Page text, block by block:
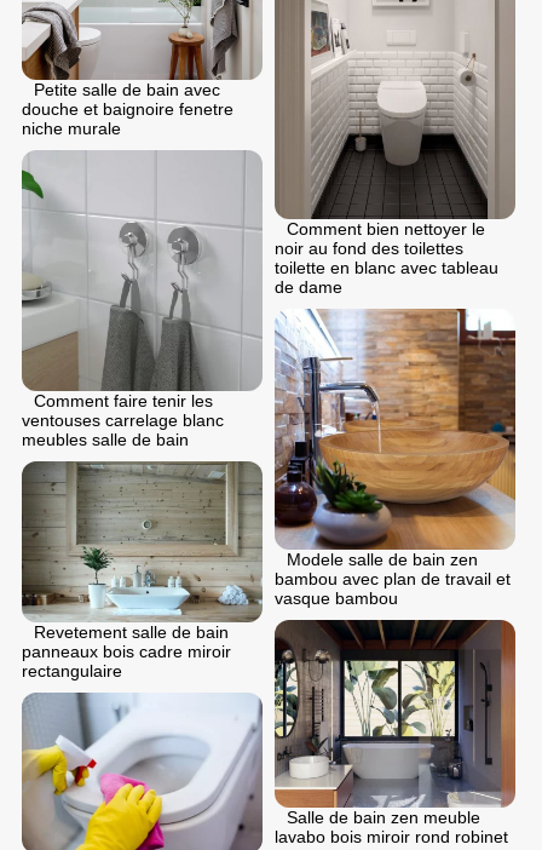
Comment bien nettoyer le
noir au fond des toilettes
toilette en blanc avec tableau
de dame
Petite salle de bain avec
douche et baignoire fenetre
niche murale
Comment faire tenir les
ventouses carrelage blanc
meubles salle de bain
Modele salle de bain zen
bambou avec plan de travail et
vasque bambou
Revetement salle de bain
panneaux bois cadre miroir
rectangulaire
Salle de bain zen meuble
lavabo bois miroir rond robinet